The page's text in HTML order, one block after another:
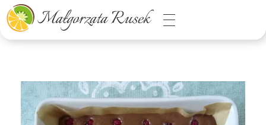
Małgorzata Rusek - dietetyk z pasją
Dietetyka kliniczna & Psychodietetyka